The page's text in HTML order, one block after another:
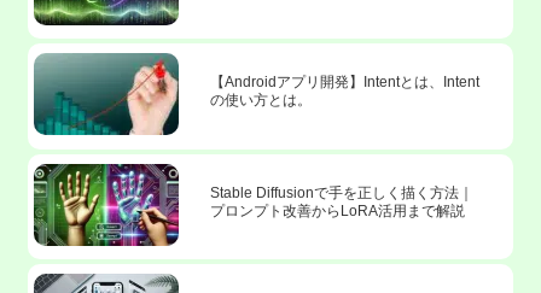
【Androidアプリ開発】Intentとは、Intent
の使い方とは。
Stable Diffusionで手を正しく描く方法｜
プロンプト改善からLoRA活用まで解説